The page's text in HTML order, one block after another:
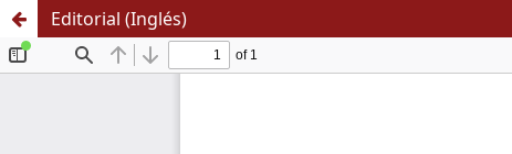
Editorial (Inglés)